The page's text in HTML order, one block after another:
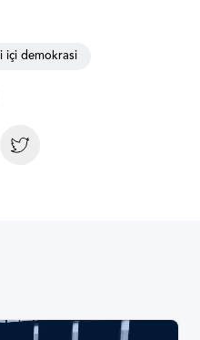
içi demokrasi